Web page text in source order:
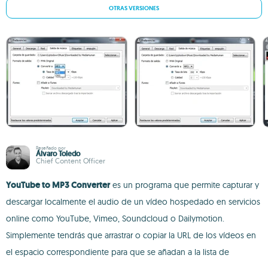
OTRAS VERSIONES
Reseñado por
Álvaro Toledo
Chief Content Officer
YouTube to MP3 Converteres un programa que permite capturar y
descargar localmente el audio de un vídeo hospedado en servicios
online como YouTube, Vimeo, Soundcloud o Dailymotion.
Simplemente tendrás que arrastrar o copiar la URL de los vídeos en
el espacio correspondiente para que se añadan a la lista de